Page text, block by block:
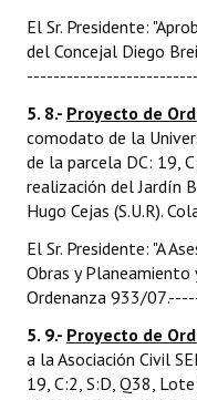
El Sr. Presidente:
del Concejal Diego
5. 8.- Proyecto de
comodato de la
de la parcela DC: 19,
realización del Jardín
Hugo Cejas (S.U.R).
El Sr. Presidente: "A
Obras y Planeamiento
Ordenanza 933/
5. 9.- Proyecto de
a la Asociación Civil
19, C:2, S:D, Q38,